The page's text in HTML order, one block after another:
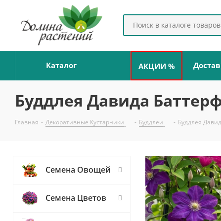
Каталог АКЦИИ %
Буддлея Давида
Главная - Декоративные Кустарники - Буддлеи - Буддлея
Семена Овощей
Семена Цветов